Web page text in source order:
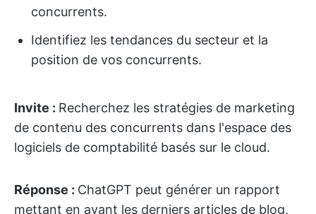
concurrents.
Identifiez les tendances du secteur et la
position de vos concurrents.
Invite : Recherchez les stratégies de marketing
de contenu des concurrents dans l'espace des
logiciels de comptabilité basés sur le cloud.
Réponse : ChatGPT peut générer un rapport
mettant en avant les derniers articles de blog,